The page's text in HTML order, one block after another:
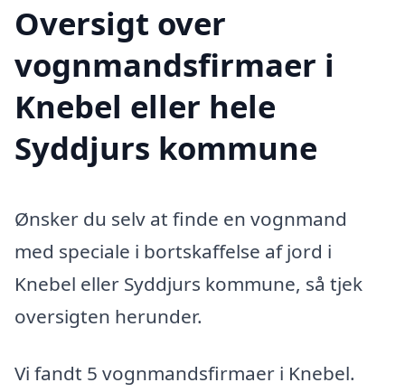
Oversigt over
vognmandsfirmaer i
Knebel eller hele
Syddjurs kommune
Ønsker du selv at finde en vognmand
med speciale i bortskaffelse af jord i
Knebel eller Syddjurs kommune, så tjek
oversigten herunder.
Vi fandt 5 vognmandsfirmaer i Knebel.